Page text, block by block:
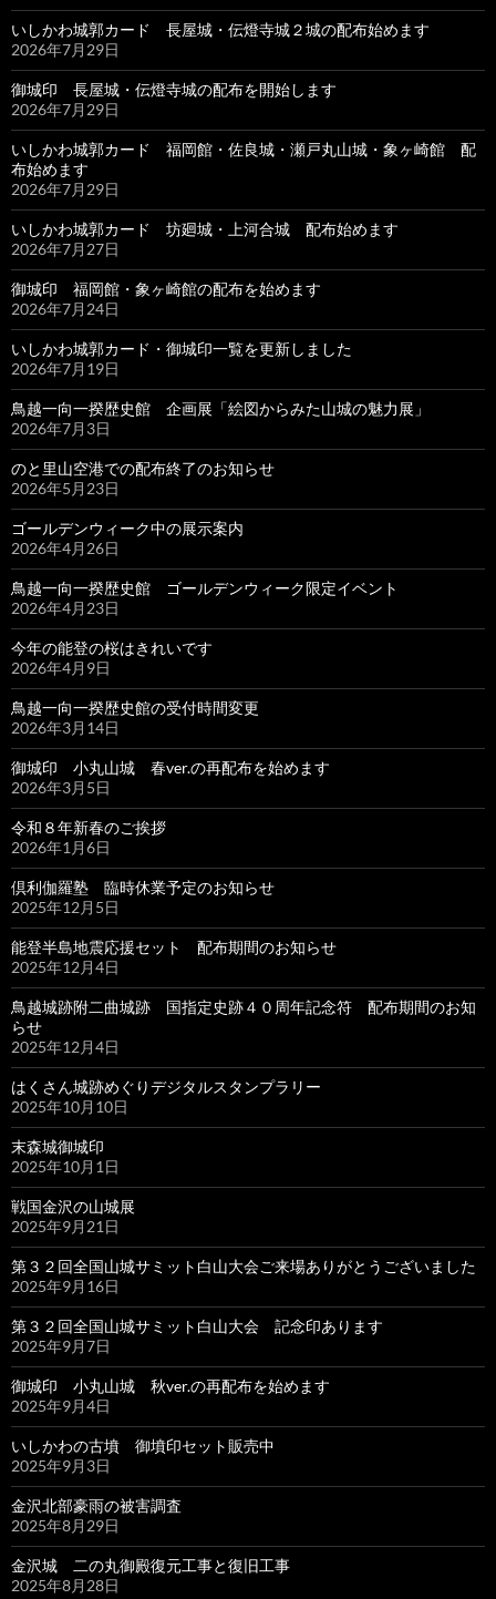
いしかわ城郭カード 長屋城・伝燈寺城２城の配布始めます
2026年7月29日
御城印 長屋城・伝燈寺城の配布を開始します
2026年7月29日
いしかわ城郭カード 福岡館・佐良城・瀬戸丸山城・象ヶ崎館 配
布始めます
2026年7月29日
いしかわ城郭カード 坊廻城・上河合城 配布始めます
2026年7月27日
御城印 福岡館・象ヶ崎館の配布を始めます
2026年7月24日
いしかわ城郭カード・御城印一覧を更新しました
2026年7月19日
鳥越一向一揆歴史館 企画展「絵図からみた山城の魅力展」
2026年7月3日
のと里山空港での配布終了のお知らせ
2026年5月23日
ゴールデンウィーク中の展示案内
2026年4月26日
鳥越一向一揆歴史館 ゴールデンウィーク限定イベント
2026年4月23日
今年の能登の桜はきれいです
2026年4月9日
鳥越一向一揆歴史館の受付時間変更
2026年3月14日
御城印 小丸山城 春ver.の再配布を始めます
2026年3月5日
令和８年新春のご挨拶
2026年1月6日
倶利伽羅塾 臨時休業予定のお知らせ
2025年12月5日
能登半島地震応援セット 配布期間のお知らせ
2025年12月4日
鳥越城跡附二曲城跡 国指定史跡４０周年記念符 配布期間のお知
らせ
2025年12月4日
はくさん城跡めぐりデジタルスタンプラリー
2025年10月10日
末森城御城印
2025年10月1日
戦国金沢の山城展
2025年9月21日
第３２回全国山城サミット白山大会ご来場ありがとうございました
2025年9月16日
第３２回全国山城サミット白山大会 記念印あります
2025年9月7日
御城印 小丸山城 秋ver.の再配布を始めます
2025年9月4日
いしかわの古墳 御墳印セット販売中
2025年9月3日
金沢北部豪雨の被害調査
2025年8月29日
金沢城 二の丸御殿復元工事と復旧工事
2025年8月28日